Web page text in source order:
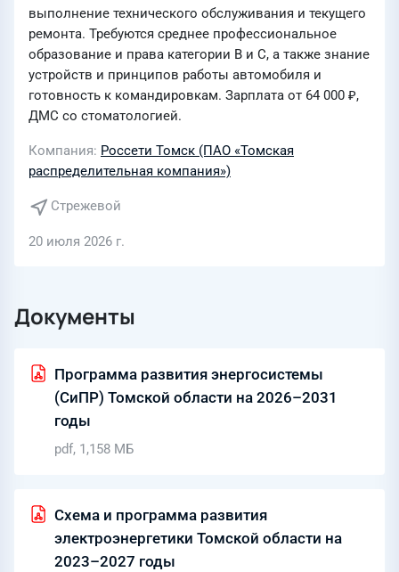
выполнение технического обслуживания и текущего
ремонта. Требуются среднее профессиональное
образование и права категории B и C, а также знание
устройств и принципов работы автомобиля и
готовность к командировкам. Зарплата от 64 000 ₽,
ДМС со стоматологией.
Компания Россети Томск (ПАО «Томская
распределительная компания»)
Стрежевой
20 июля 2026 г.
Документы
Программа развития энергосистемы
(СиПР) Томской области на 2026–2031
годы
pdf, 1,158 МБ
Схема и программа развития
электроэнергетики Томской области на
2023–2027 годы